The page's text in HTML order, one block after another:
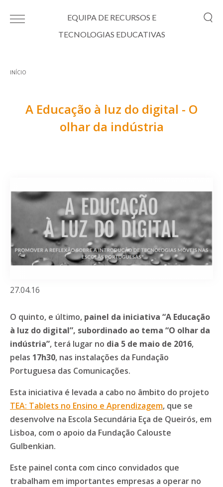
EQUIPA DE RECURSOS E
TECNOLOGIAS EDUCATIVAS
INÍCIO
A Educação à luz do digital - O
olhar da indústria
27.04.16
O quinto, e último, painel da iniciativa “A Educação
à luz do digital”, subordinado ao tema “O olhar da
indústria”, terá lugar no dia 5 de maio de 2016,
pelas 17h30, nas instalações da Fundação
Portuguesa das Comunicações.
Esta iniciativa é levada a cabo no âmbito do projeto
TEA: Tablets no Ensino e Aprendizagem, que se
desenvolve na Escola Secundária Eça de Queirós, em
Lisboa, com o apoio da Fundação Calouste
Gulbenkian.
Este painel conta com cinco convidados que
trabalham em importantes empresas a operar no